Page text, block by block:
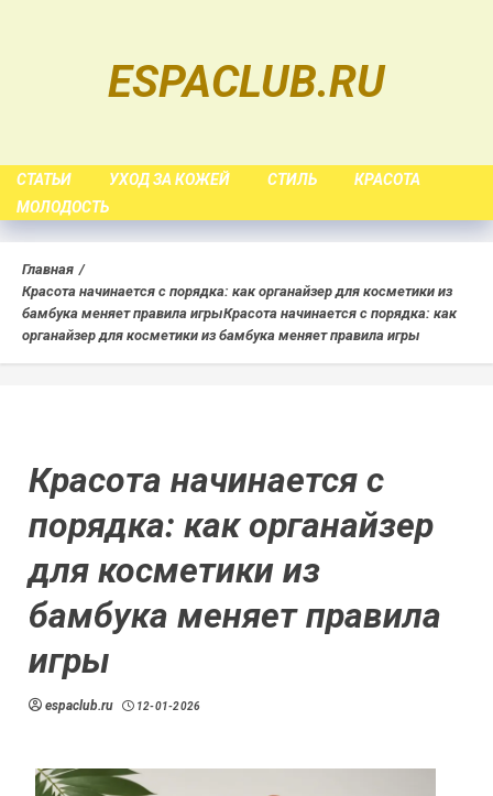
ESPACLUB.RU
СТАТЬИ УХОД ЗА КОЖЕЙ СТИЛЬ
КРАСОТА
МОЛОДОСТЬ
Главная
Красота начинается с порядка: как органайзер для косметики из
бамбука меняет правила игрыКрасота начинается с порядка: как
органайзер для косметики из бамбука меняет правила игры
Красота начинается с
порядка: как органайзер
для косметики из
бамбука меняет правила
игры
espaclub.ru 12-01-2026